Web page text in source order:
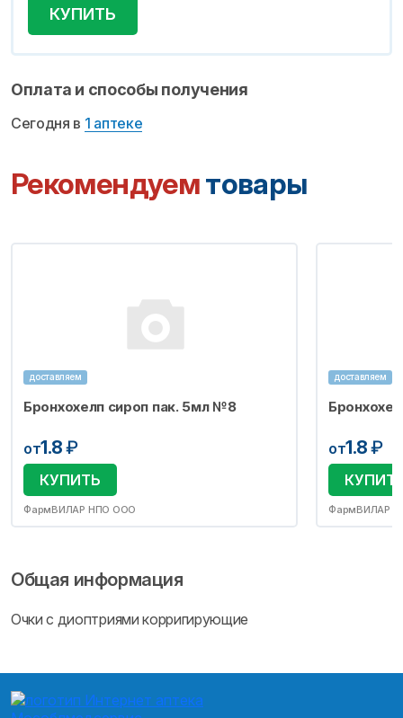
КУПИТЬ
Оплата и способы получения
Сегодня в 1 аптеке
Рекомендуемтовары
доставляем
Бронхохелп сироп пак. 5мл №8
от1.8₽
КУПИТЬ
ФармВИЛАР НПО ООО
доставляем
от1.8₽
ФармВИЛАР
Общая информация
Очки с диоптриями корригирующие